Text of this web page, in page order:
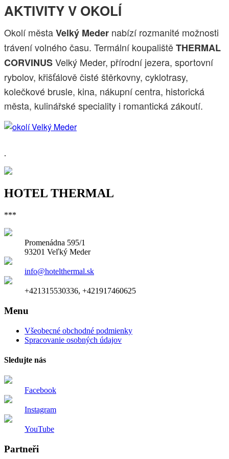
AKTIVITY V OKOLÍ
Okolí městaVelký Meder nabízí rozmanité možnosti
trávení volného času. Termální koupalištěTHERMAL
CORVINUSVelký Meder, přírodní jezera, sportovní
rybolov, křišťálově čisté štěrkovny, cyklotrasy,
kolečkové brusle, kina, nákupní centra, historická
města, kulinářské speciality i romantická zákoutí.
.
HOTEL THERMAL
***
Promenádna 595/1
93201 Veľký Meder
info@hotelthermal.sk
+421315530336, +421917460625
Menu
Všeobecné obchodné podmienky
Spracovanie osobných údajov
Sledujte nás
Facebook
Instagram
YouTube
Partneři